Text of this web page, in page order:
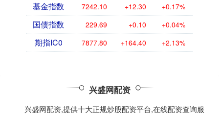
基金指数 7242.10 +12.30 +0.17%
国债指数 229.69 +0.10 +0.04%
期指IC0 7877.80 +164.40 +2.13%
兴盛网配资
兴盛网配资,提供十大正规炒股配资平台,在线配资查询服